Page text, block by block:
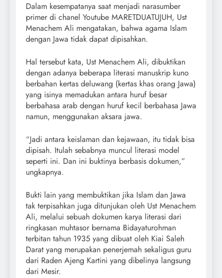
Dalam kesempatanya saat menjadi narasumber
primer di chanel Youtube MARETDUATUJUH, Ust
Menachem Ali mengatakan, bahwa agama Islam
dengan Jawa tidak dapat dipisahkan.
Hal tersebut kata, Ust Menachem Ali, dibuktikan
dengan adanya beberapa literasi manuskrip kuno
berbahan kertas deluwang (kertas khas orang Jawa)
yang isinya memadukan antara huruf besar
berbahasa arab dengan huruf kecil berbahasa Jawa
namun, menggunakan aksara jawa.
“Jadi antara keislaman dan kejawaan, itu tidak bisa
dipisah. Itulah sebabnya muncul literasi model
seperti ini. Dan ini buktinya berbasis dokumen,”
ungkapnya.
Bukti lain yang membuktikan jika Islam dan Jawa
tak terpisahkan juga ditunjukan oleh Ust Menachem
Ali, melalui sebuah dokumen karya literasi dari
ringkasan muhtasor bernama Bidayaturohman
terbitan tahun 1935 yang dibuat oleh Kiai Saleh
Darat yang merupakan penerjemah sekaligus guru
dari Raden Ajeng Kartini yang dibelinya langsung
dari Mesir.